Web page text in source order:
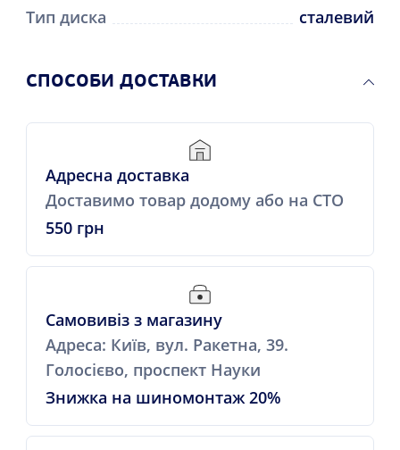
Тип диска
сталевий
СПОСОБИ ДОСТАВКИ
Адресна доставка
Доставимо товар додому або на СТО
550 грн
Самовивіз з магазину
Адреса: Київ, вул. Ракетна, 39.
Голосієво, проспект Науки
Знижка на шиномонтаж 20%